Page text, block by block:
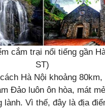
cắm trại nổi tiếng gần
ST)
Hà Nội khoảng
Đảo luôn ôn hòa, mát
lành. Vì thế, đây là địa